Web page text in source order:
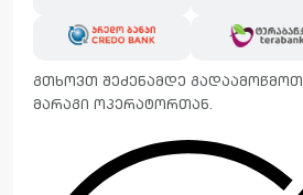
გთხოვთ შეძენამდე გადაამოწმოთ
მარაგი ოპერატორთან.